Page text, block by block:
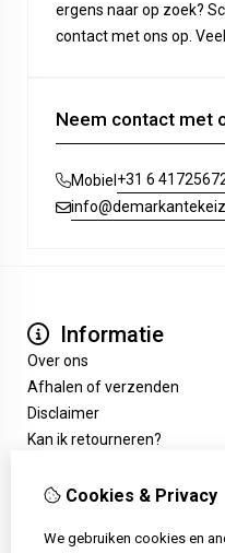
ergens naar op zoek?
contact met ons op.
Neem contact met
Mobiel +31 6
Informatie
Over ons
Afhalen of verzenden
Disclaimer
Kan ik retourneren?
Cadeaubon
Klantenservice
Cookies & Privacy
We gebruiken cookies en